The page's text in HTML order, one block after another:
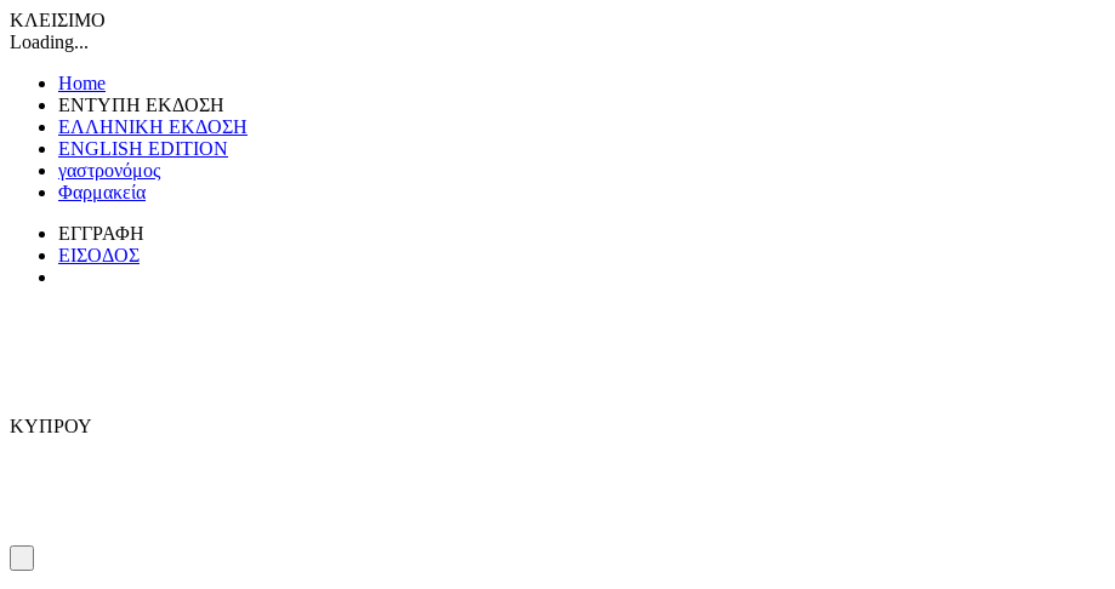
ΚΛΕΙΣΙΜΟ
Loading...
Home
ΕΝΤΥΠΗ ΕΚΔΟΣΗ
ΕΛΛΗΝΙΚΗ ΕΚΔΟΣΗ
ENGLISH EDITION
γαστρονόμος
Φαρμακεία
ΕΓΓΡΑΦΗ
ΕΙΣΟΔΟΣ
ΚΥΠΡΟΥ